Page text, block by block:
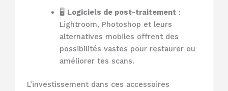
🖥️ Logiciels de post-traitement:
Lightroom, Photoshop et leurs
alternatives mobiles offrent des
possibilités vastes pour restaurer ou
améliorer tes scans.
L’investissement dans ces accessoires